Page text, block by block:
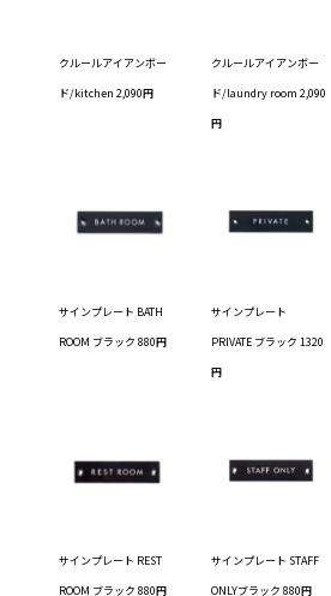
クルールアイアンボー
ド/kitchen 2,090円
クルールアイアンボー
ド/laundry room 2,090
円
サインプレート BATH
ROOM ブラック 880円
サインプレート
PRIVATE ブラック 1320
円
サインプレート REST
ROOM ブラック 880円
サインプレート STAFF
ONLYブラック 880円